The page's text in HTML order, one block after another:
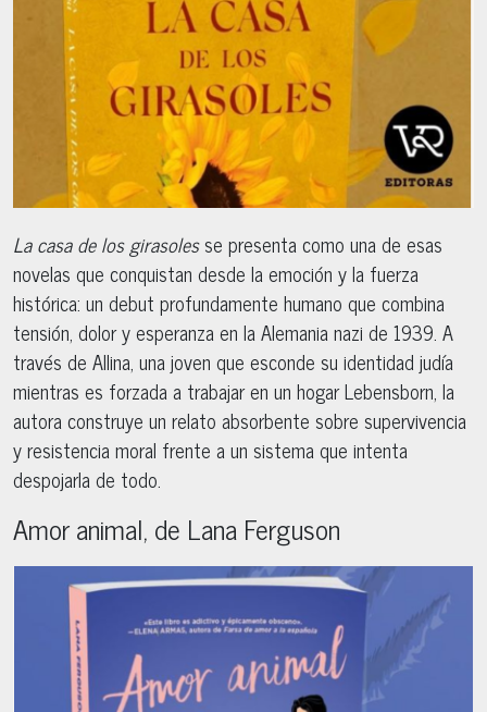
La casa de los girasolesse presenta como una de esas
novelas que conquistan desde la emoción y la fuerza
histórica: un debut profundamente humano que combina
tensión, dolor y esperanza en la Alemania nazi de 1939. A
través de Allina, una joven que esconde su identidad judía
mientras es forzada a trabajar en un hogar Lebensborn, la
autora construye un relato absorbente sobre supervivencia
y resistencia moral frente a un sistema que intenta
despojarla de todo.
Amor animal, de Lana Ferguson